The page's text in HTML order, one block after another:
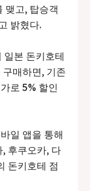
맺고, 탑승객
밝혔다.
본 돈키호테
매하면, 기존
로 5% 할인
일 앱을 통해
후쿠오카, 다
돈키호테 점